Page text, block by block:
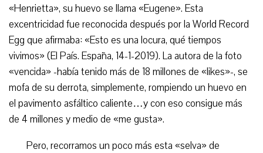
«Henrietta», su huevo se llama «Eugene». Esta
excentricidad fue reconocida después por la World Record
Egg que afirmaba: «Esto es una locura, qué tiempos
vivimos» (El País. España, 14-1-2019). La autora de la foto
«vencida» -había tenido más de 18 millones de «likes»-, se
mofa de su derrota, simplemente, rompiendo un huevo en
el pavimento asfáltico caliente…y con eso consigue más
de 4 millones y medio de «me gusta».
Pero, recorramos un poco más esta «selva» de